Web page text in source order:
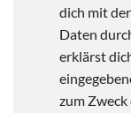
dich mit
Daten
erklärst
zum